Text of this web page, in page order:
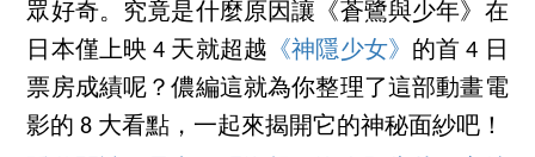
眾好奇。究竟是什麼原因讓《蒼鷺與少年》在
日本僅上映 4 天就超越 《神隱少女》 的首 4 日
票房成績呢？儂編這就為你整理了這部動畫電
影的 8 大看點，一起來揭開它的神秘面紗吧！